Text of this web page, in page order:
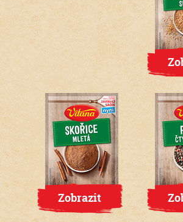
Zobrazit